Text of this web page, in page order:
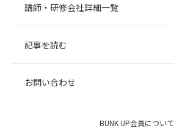
講師・研修会社詳細一覧
記事を読む
お問い合わせ
BUNK UP会員について